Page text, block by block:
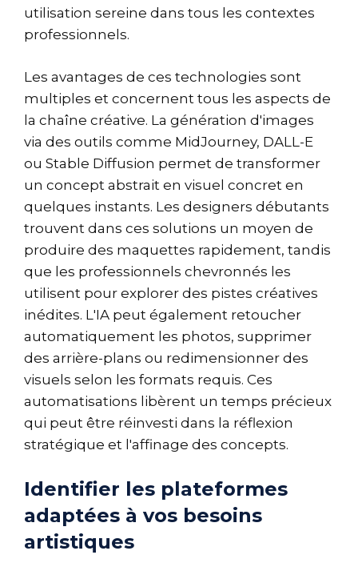
utilisation sereine dans tous les contextes
professionnels.
Les avantages de ces technologies sont
multiples et concernent tous les aspects de
la chaîne créative. La génération d'images
via des outils comme MidJourney, DALL-E
ou Stable Diffusion permet de transformer
un concept abstrait en visuel concret en
quelques instants. Les designers débutants
trouvent dans ces solutions un moyen de
produire des maquettes rapidement, tandis
que les professionnels chevronnés les
utilisent pour explorer des pistes créatives
inédites. L'IA peut également retoucher
automatiquement les photos, supprimer
des arrière-plans ou redimensionner des
visuels selon les formats requis. Ces
automatisations libèrent un temps précieux
qui peut être réinvesti dans la réflexion
stratégique et l'affinage des concepts.
Identifier les plateformes
adaptées à vos besoins
artistiques